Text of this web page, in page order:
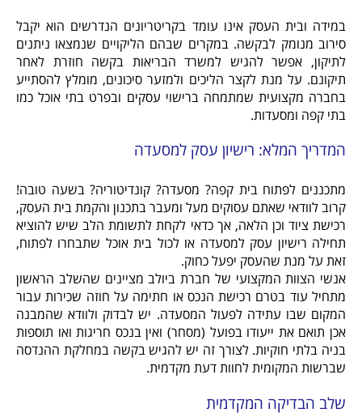
במידה ובית העסק אינו עומד בקריטריונים הנדרשים הוא יקבל
סירוב מנומק לבקשה. במקרים שבהם הליקויים שנמצאו ניתנים
לתיקון, אפשר להגיש למשרד הבריאות בקשה חוזרת לאחר
תיקונם. על מנת לקצר הליכים ולמזער סיכונים, מומלץ להסתייע
בחברה מקצועית שמתמחה ברישוי עסקים ובפרט בתי אוכל כמו
בתי קפה ומסעדות.
המדריך המלא: רישיון עסק למסעדה
מתכננים לפתוח בית קפה? מסעדה? קונדיטוריה? בשעה טובה!
קרוב לוודאי שאתם עסוקים מעל ומעבר בתכנון והקמת בית העסק,
רכישת ציוד וכן הלאה, אך כדאי לקחת לתשומת הלב שיש להוציא
תחילה רישיון עסק למסעדה או לכול בית אוכל שתבחרו לפתוח,
זאת על מנת שהעסק יפעל כחוק.
אנשי הצוות המקצועי של חברת ביולב מציינים שהשלב הראשון
מתחיל עוד בטרם רכישת הנכס או חתימה על חוזה שכירות עבור
המקום שבו עתידה לפעול המסעדה. יש לבדוק ולוודא שהמבנה
אכן תואם את ייעודו בפועל (מסחר) ואין בנכס חריגות ואו תוספות
בניה בלתי חוקיות. לצורך זה יש להגיש בקשה במחלקת ההנדסה
שברשות המקומית לחוות דעת מקדמית.
שלב הבדיקה המקדמית